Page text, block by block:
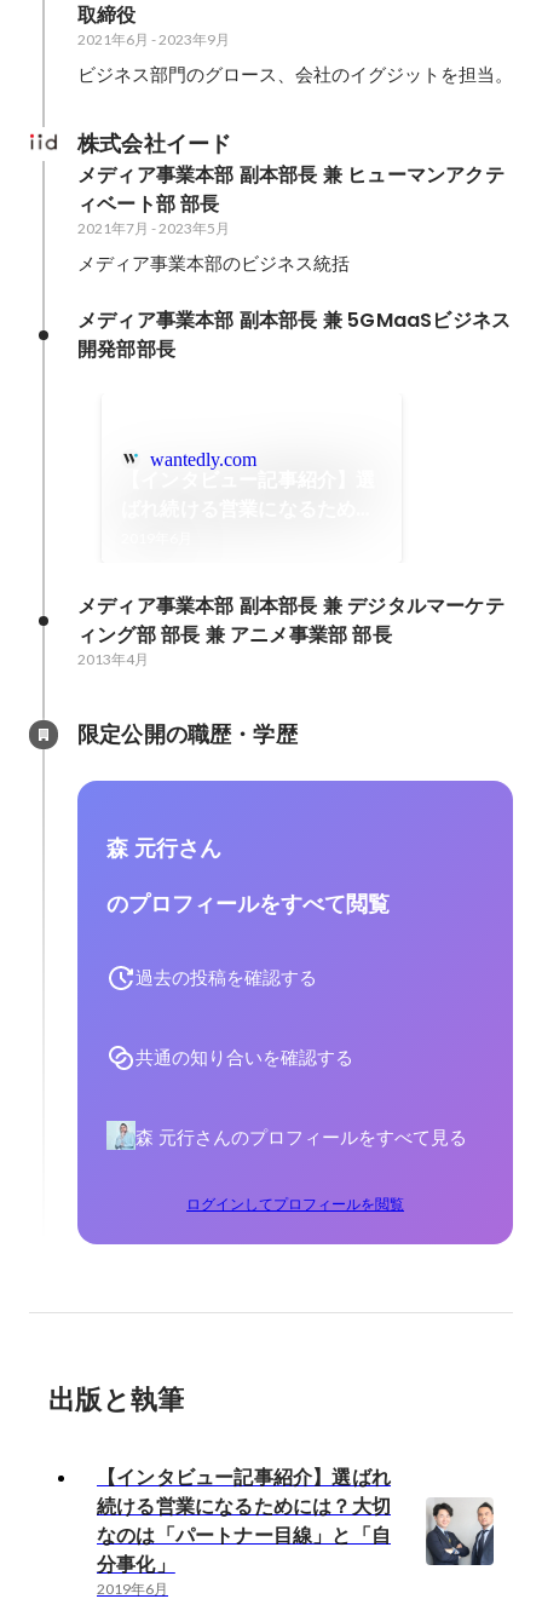
取締役
2021年6月 -2023年9月
ビジネス部門のグロース、会社のイグジットを担当。
株式会社イード
メディア事業本部 副本部長 兼 ヒューマンアクテ
ィベート部 部長
2021年7月 -2023年5月
メディア事業本部のビジネス統括
メディア事業本部 副本部長 兼 5GMaaSビジネス
開発部部長
wantedly.com
メディア事業本部 副本部長 兼 デジタルマーケテ
ィング部 部長 兼 アニメ事業部 部長
2013年4月
限定公開の職歴・学歴
森 元行さん
のプロフィールをすべて閲覧
過去の投稿を確認する
共通の知り合いを確認する
森 元行さんのプロフィールをすべて見る
ログインしてプロフィールを閲覧
出版と執筆
【インタビュー記事紹介】選ばれ
続ける営業になるためには？大切
なのは「パートナー目線」と「自
分事化」
2019年6月